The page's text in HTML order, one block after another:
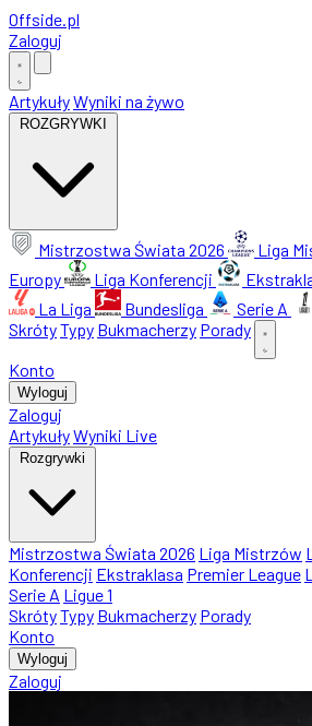
Offside.pl
Zaloguj
ArtykułyWyniki na żywo
ROZGRYWKI
Mistrzostwa Świata 2026 Liga
Europy
Liga Konferencji
La Liga
Bundesliga Serie A
SkrótyTypy Bukmacherzy Porady
Konto
Wyloguj
Zaloguj
ArtykułyWyniki Live
Rozgrywki
Mistrzostwa Świata 2026 Liga Mistrzów
Konferencji Ekstraklasa Premier League
Serie A Ligue 1
SkrótyTypy Bukmacherzy Porady
Konto
Wyloguj
Zaloguj